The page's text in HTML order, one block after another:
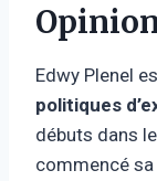
Edwy Plenel
politiques
débuts dans
commencé